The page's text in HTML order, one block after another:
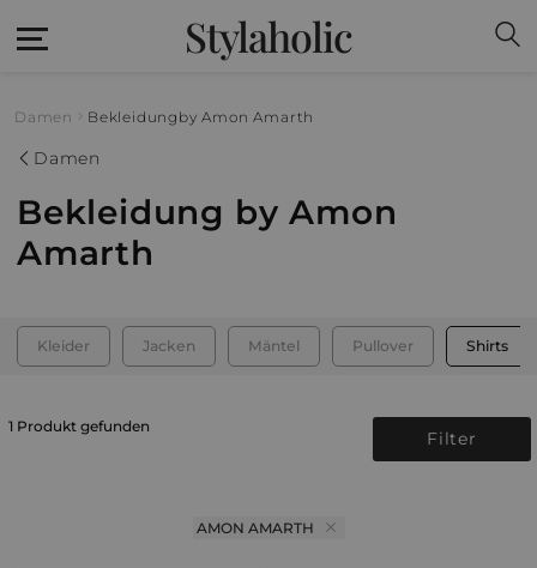
Stylaholic
Damen Bekleidung by Amon Amarth
Damen
Bekleidung by Amon
Amarth
Kleider Jacken Mäntel Pullover Shirts
1 Produkt gefunden
Filter
AMON AMARTH